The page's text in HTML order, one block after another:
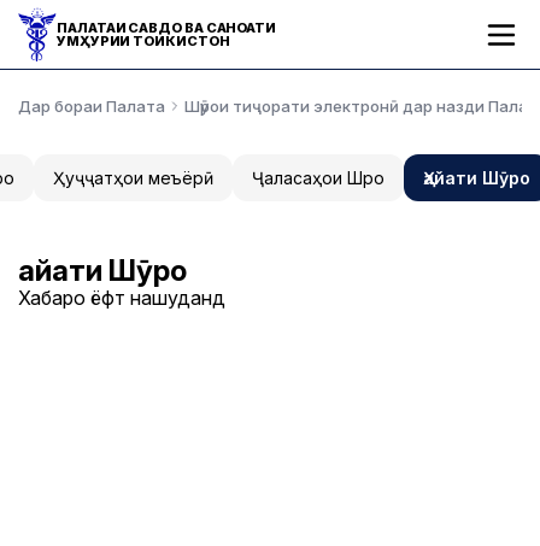
ПАЛАТАИ САВДО ВА САНОАТИ
ҶУМҲУРИИ ТОҶИКИСТОН
Дар бораи Палата Шӯрои тиҷорати электронӣ дар назди
Ҳуҷҷатҳои меъёрӣ Ҷаласаҳои Шӯро Ҳайати Шӯро
Ҳайати Шӯро
Хабарҳо ёфт нашуданд